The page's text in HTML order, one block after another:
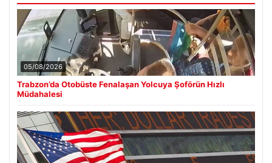
05/08/2026
Trabzon’da Otobüste Fenalaşan Yolcuya Şoförün Hızlı
Müdahalesi